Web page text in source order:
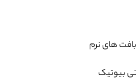
های نرم
بیوتیک